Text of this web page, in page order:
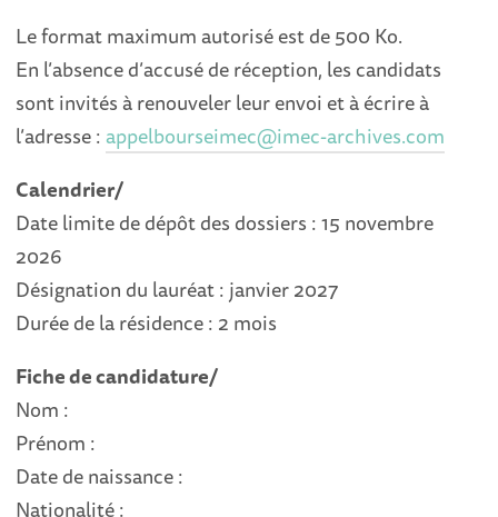
Le format maximum autorisé est de 500 Ko.
En l’absence d’accusé de réception, les candidats
sont invités à renouveler leur envoi et à écrire à
l’adresse :appelbourseimec@imec-archives.com
Calendrier/
Date limite de dépôt des dossiers : 15 novembre
2026
Désignation du lauréat : janvier 2027
Durée de la résidence : 2 mois
Fiche de candidature/
Nom :
Prénom :
Date de naissance :
Nationalité :